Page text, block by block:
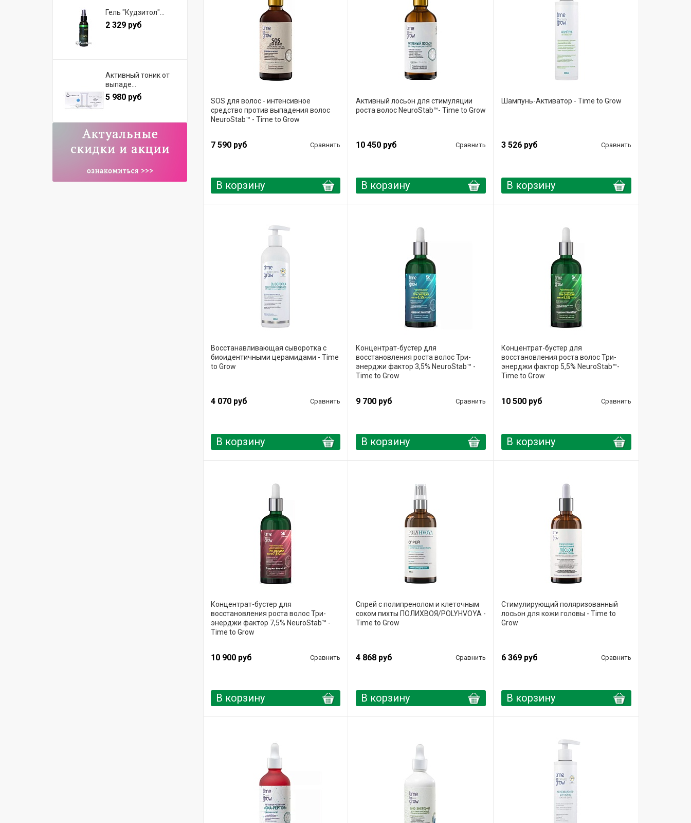
SOS для волос - интенсивное
средство против выпадения волос
NeuroStab™ - Time to Grow
7 590 руб Сравнить
В корзину
Активный лосьон для стимуляции
роста волос NeuroStab™- Time to Grow
10 450 руб Сравнить
В корзину
Шампунь-Активатор - Time to Grow
3 526 руб Сравнить
В корзину
Восстанавливающая сыворотка с
биоидентичными церамидами - Time
to Grow
4 070 руб Сравнить
В корзину
Концентрат-бустер для
восстановления роста волос Три-
энерджи фактор 3,5% NeuroStab™ -
Time to Grow
9 700 руб Сравнить
В корзину
Концентрат-бустер для
восстановления роста волос Три-
энерджи фактор 5,5% NeuroStab™-
Time to Grow
10 500 руб Сравнить
В корзину
Концентрат-бустер для
восстановления роста волос Три-
энерджи фактор 7,5% NeuroStab™ -
Time to Grow
10 900 руб Сравнить
В корзину
Спрей с полипренолом и клеточным
соком пихты ПОЛИХВОЯ/POLYHVOYA -
Time to Grow
4 868 руб Сравнить
В корзину
Стимулирующий поляризованный
лосьон для кожи головы - Time to
Grow
6 369 руб Сравнить
В корзину
Гель "Кудзитол"...
2 329 руб
Активный тоник от
выпаде...
5 980 руб